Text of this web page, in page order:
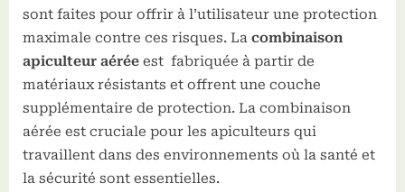
sont faites pour offrir à l’utilisateur une protection
maximale contre ces risques. La combinaison
apiculteur aérée est fabriquée à partir de
matériaux résistants et offrent une couche
supplémentaire de protection. La combinaison
aérée est cruciale pour les apiculteurs qui
travaillent dans des environnements où la santé et
la sécurité sont essentielles.